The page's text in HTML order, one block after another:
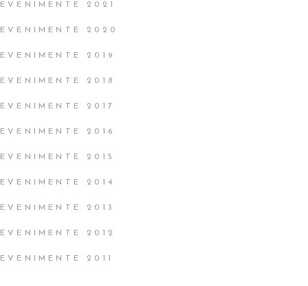
EVENIMENTE 2021
EVENIMENTE 2020
EVENIMENTE 2019
EVENIMENTE 2018
EVENIMENTE 2017
EVENIMENTE 2016
EVENIMENTE 2015
EVENIMENTE 2014
EVENIMENTE 2013
EVENIMENTE 2012
EVENIMENTE 2011